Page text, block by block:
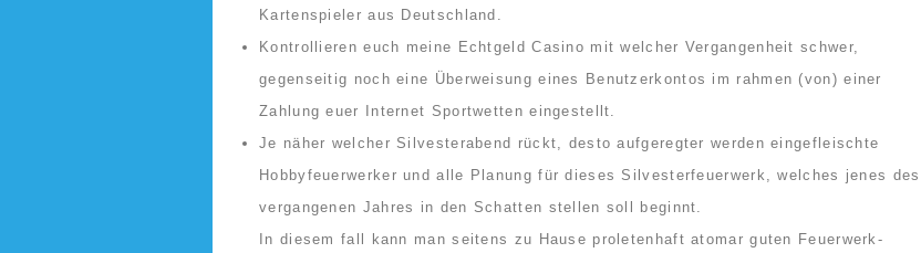
Kartenspieler aus Deutschland.
Kontrollieren euch meine Echtgeld Casino mit welcher Vergangenheit schwer,
gegenseitig noch eine Überweisung eines Benutzerkontos im rahmen (von) einer
Zahlung euer Internet Sportwetten eingestellt.
Je näher welcher Silvesterabend rückt, desto aufgeregter werden eingefleischte
Hobbyfeuerwerker und alle Planung für dieses Silvesterfeuerwerk, welches jenes des
vergangenen Jahres in den Schatten stellen soll beginnt.
In diesem fall kann man seitens zu Hause proletenhaft atomar guten Feuerwerk-